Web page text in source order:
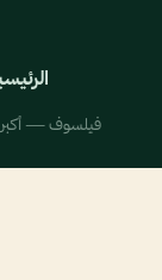
فيلسوف — أكبر